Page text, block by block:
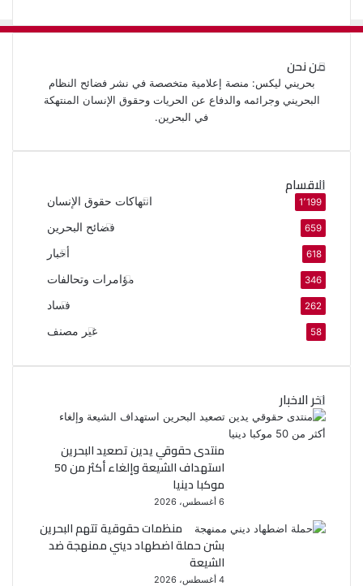
من نحن
بحريني ليكس: منصة إعلامية متخصصة في نشر فضائح النظام
البحريني وجرائمه والدفاع عن الحريات وحقوق الإنسان المنتهكة
في البحرين.
الاقسام
انتهاكات حقوق الإنسان 1٬199
فضائح البحرين 659
أخبار 618
مؤامرات وتحالفات 346
فساد 262
غير مصنف 58
اخر الاخبار
منتدى حقوقي يدين تصعيد البحرين
استهداف الشيعة وإلغاء أكثر من 50
موكبا دينيا
6 أغسطس، 2026
منظمات حقوقية تتهم البحرين
بشن حملة اضطهاد ديني ممنهجة ضد
الشيعة
4 أغسطس، 2026